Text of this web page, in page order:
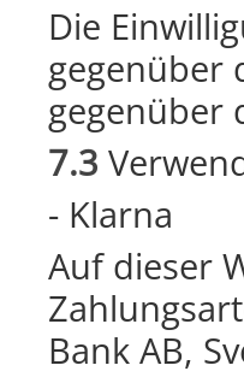
Die
gegenüber
gegenüber
7.3
- Klarna
Auf dieser
Bank AB,